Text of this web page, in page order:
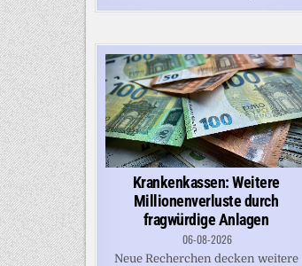
Krankenkassen: Weitere
Millionenverluste durch
fragwürdige Anlagen
06-08-2026
Neue Recherchen decken weitere